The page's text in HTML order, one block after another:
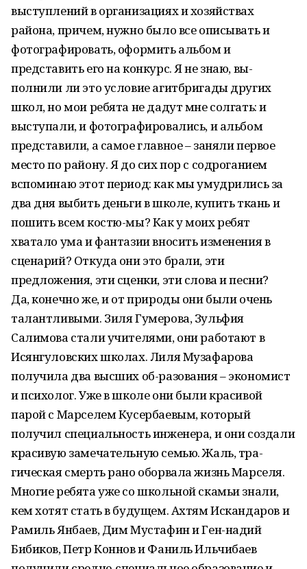
выступлений в организациях и хозяйствах
района, причем, нужно было все описывать и
фотографировать, оформить альбом и
представить его на конкурс. Я не знаю, вы-
полнили ли это условие агитбригады других
школ, но мои ребята не дадут мне солгать: и
выступали, и фотографировались, и альбом
представили, а самое главное – заняли первое
место по району. Я до сих пор с содроганием
вспоминаю этот период: как мы умудрились за
два дня выбить деньги в школе, купить ткань и
пошить всем костю-мы? Как у моих ребят
хватало ума и фантазии вносить изменения в
сценарий? Откуда они это брали, эти
предложения, эти сценки, эти слова и песни?
Да, конечно же, и от природы они были очень
талантливыми. Зиля Гумерова, Зульфия
Салимова стали учителями, они работают в
Исянгуловских школах. Лиля Музафарова
получила два высших об-разования – экономист
и психолог. Уже в школе они были красивой
парой с Марселем Кусербаевым, который
получил специальность инженера, и они создали
красивую замечательную семью. Жаль, тра-
гическая смерть рано оборвала жизнь Марселя.
Многие ребята уже со школьной скамьи знали,
кем хотят стать в будущем. Ахтям Искандаров и
Рамиль Янбаев, Дим Мустафин и Ген-надий
Бибиков, Петр Коннов и Фаниль Ильчибаев